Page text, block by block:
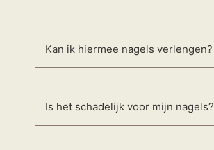
Kan ik hiermee nagels verlengen?
Is het schadelijk voor mijn nagels?